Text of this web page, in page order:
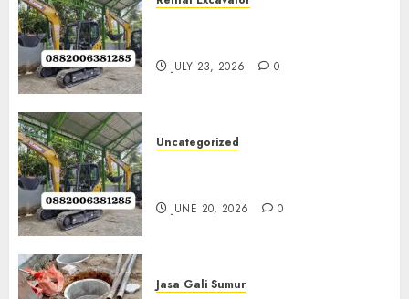
JULY 23, 2026 0
Uncategorized
JUNE 20, 2026 0
Jasa Gali Sumur